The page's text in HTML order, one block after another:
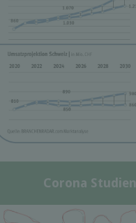
Corona Studien